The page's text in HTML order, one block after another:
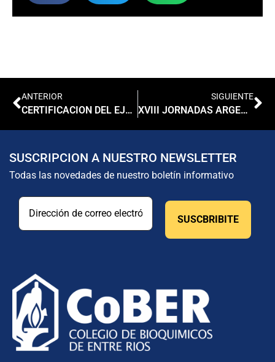
ANTERIOR
CERTIFICACION DEL EJERCICIO PROFESIONAL
SIGUIENTE
XVIII JORNADAS ARGENTINAS DE MICROBIOLOGIA
SUSCRIPCION A NUESTRO NEWSLETTER
Todas las novedades de nuestro boletín informativo